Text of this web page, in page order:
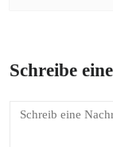
Schreibe